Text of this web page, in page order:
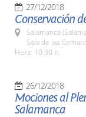
27/12/2018
Conservación
Salamanca
Sala de las
Hora: 10:30 h.
26/12/2018
Mociones al
Salamanca